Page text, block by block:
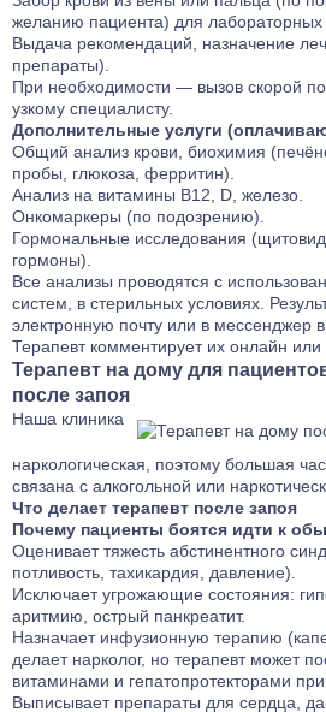
желанию пациента) для лабораторных
Выдача рекомендаций, назначение
препараты).
При необходимости — вызов скорой
узкому специалисту.
Дополнительные услуги
Общий анализ крови, биохимия
пробы, глюкоза, ферритин).
Анализ на витамины B12, D, железо.
Онкомаркеры (по подозрению).
Гормональные исследования
гормоны).
Все анализы проводятся с
систем, в стерильных условиях.
электронную почту или в мессенджер
Терапевт комментирует их онлайн или
Терапевт на дому для
после запоя
Наша клиника
наркологическая, поэтому большая
связана с алкогольной или
Что делает терапевт после запоя
Почему пациенты боятся идти к
Оценивает тяжесть абстинентного
потливость, тахикардия, давление).
Исключает угрожающие состояния:
аритмию, острый панкреатит.
Назначает инфузионную терапию
делает нарколог, но терапевт может
витаминами и гепатопротекторами при
Выписывает препараты для сердца,